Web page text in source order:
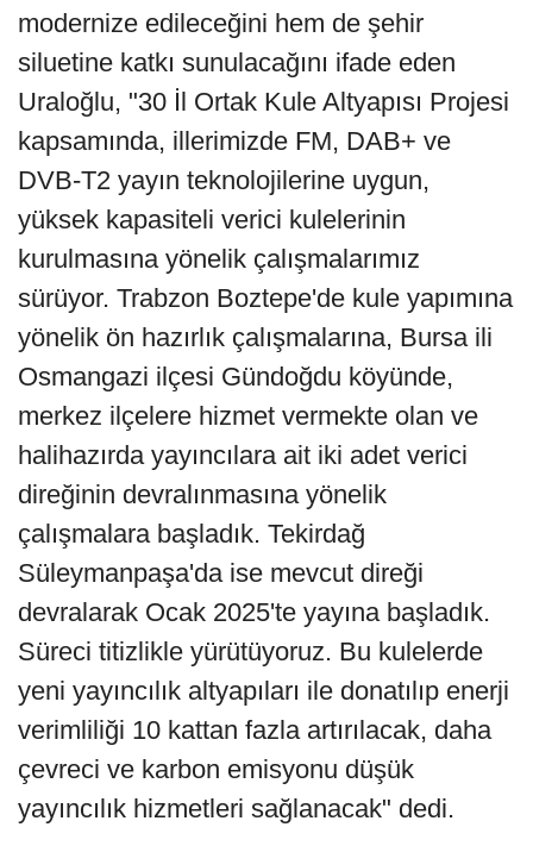
modernize edileceğini hem de şehir
siluetine katkı sunulacağını ifade eden
Uraloğlu, "30 İl Ortak Kule Altyapısı Projesi
kapsamında, illerimizde FM, DAB+ ve
DVB-T2 yayın teknolojilerine uygun,
yüksek kapasiteli verici kulelerinin
kurulmasına yönelik çalışmalarımız
sürüyor. Trabzon Boztepe'de kule yapımına
yönelik ön hazırlık çalışmalarına, Bursa ili
Osmangazi ilçesi Gündoğdu köyünde,
merkez ilçelere hizmet vermekte olan ve
halihazırda yayıncılara ait iki adet verici
direğinin devralınmasına yönelik
çalışmalara başladık. Tekirdağ
Süleymanpaşa'da ise mevcut direği
devralarak Ocak 2025'te yayına başladık.
Süreci titizlikle yürütüyoruz. Bu kulelerde
yeni yayıncılık altyapıları ile donatılıp enerji
verimliliği 10 kattan fazla artırılacak, daha
çevreci ve karbon emisyonu düşük
yayıncılık hizmetleri sağlanacak" dedi.